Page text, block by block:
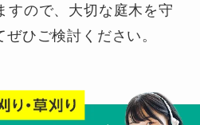
すので、大切な庭木を守
ひご検討ください。